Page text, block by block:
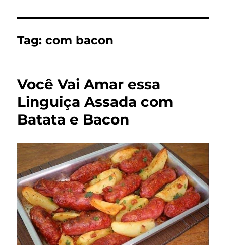
Tag:com bacon
Você Vai Amar essa
Linguiça Assada com
Batata e Bacon